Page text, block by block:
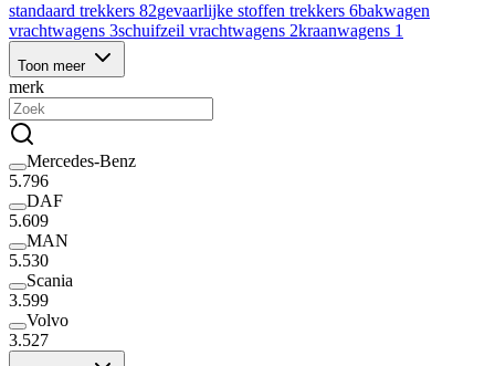
standaard trekkers 82gevaarlijke stoffen trekkers 6bakwagen
vrachtwagens 3schuifzeil vrachtwagens 2kraanwagens 1
Toon meer
merk
Mercedes-Benz
5.796
DAF
5.609
MAN
5.530
Scania
3.599
Volvo
3.527